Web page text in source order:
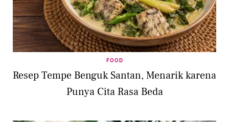
FOOD
Resep Tempe Benguk Santan, Menarik karena
Punya Cita Rasa Beda